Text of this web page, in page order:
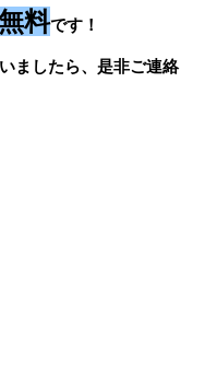
料です！
ましたら、是非ご連絡